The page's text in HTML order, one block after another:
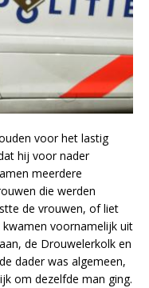
voor het lastig
hij voor nader
meerdere
die werden
de vrouwen, of liet
kwamen voornamelijk uit
de Drouwelerkolk en
dader was algemeen,
om dezelfde man ging.